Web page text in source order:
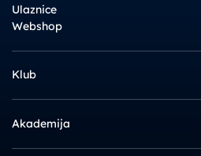
Ulaznice
Webshop
Klub
Akademija